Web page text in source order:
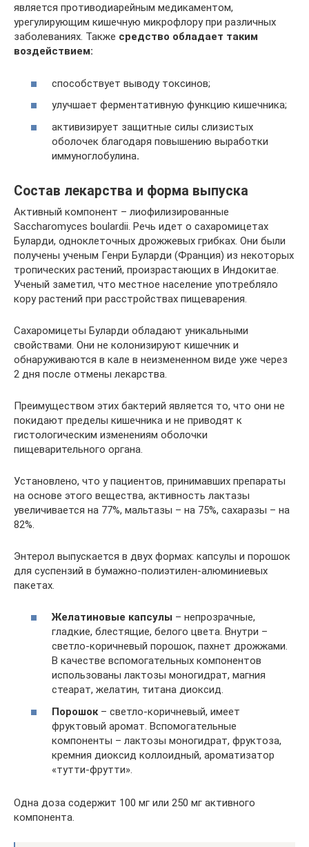
является противодиарейным медикаментом,
урегулирующим кишечную микрофлору при различных
заболеваниях. Также средство обладает таким
воздействием:
способствует выводу токсинов;
улучшает ферментативную функцию кишечника;
активизирует защитные силы слизистых
оболочек благодаря повышению выработки
иммуноглобулина.
Состав лекарства и форма выпуска
Активный компонент – лиофилизированные
Saccharomyces boulardii. Речь идет о сахаромицетах
Буларди, одноклеточных дрожжевых грибках. Они были
получены ученым Генри Буларди (Франция) из некоторых
тропических растений, произрастающих в Индокитае.
Ученый заметил, что местное население употребляло
кору растений при расстройствах пищеварения.
Сахаромицеты Буларди обладают уникальными
свойствами. Они не колонизируют кишечник и
обнаруживаются в кале в неизмененном виде уже через
2 дня после отмены лекарства.
Преимуществом этих бактерий является то, что они не
покидают пределы кишечника и не приводят к
гистологическим изменениям оболочки
пищеварительного органа.
Установлено, что у пациентов, принимавших препараты
на основе этого вещества, активность лактазы
увеличивается на 77%, мальтазы – на 75%, сахаразы – на
82%.
Энтерол выпускается в двух формах: капсулы и порошок
для суспензий в бумажно-полиэтилен-алюминиевых
пакетах.
Желатиновые капсулы – непрозрачные,
гладкие, блестящие, белого цвета. Внутри –
светло-коричневый порошок, пахнет дрожжами.
В качестве вспомогательных компонентов
использованы лактозы моногидрат, магния
стеарат, желатин, титана диоксид.
Порошок – светло-коричневый, имеет
фруктовый аромат. Вспомогательные
компоненты – лактозы моногидрат, фруктоза,
кремния диоксид коллоидный, ароматизатор
«тутти-фрутти».
Одна доза содержит 100 мг или 250 мг активного
компонента.